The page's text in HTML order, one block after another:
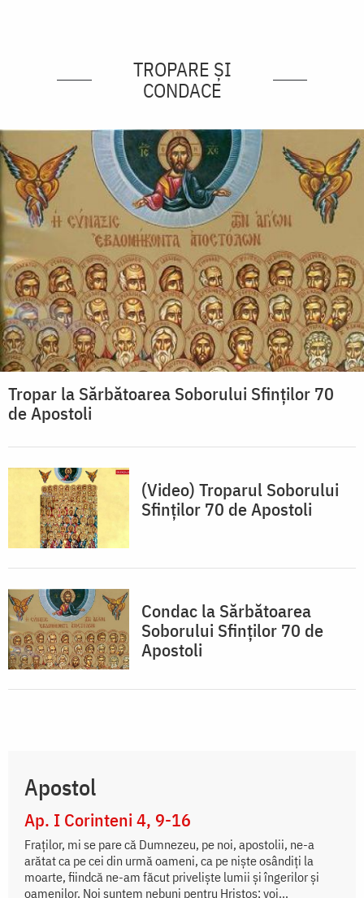
TROPARE ȘI
CONDACE
Tropar la Sărbătoarea Soborului Sfinţilor 70
de Apostoli
(Video) Troparul Soborului
Sfinților 70 de Apostoli
Condac la Sărbătoarea
Soborului Sfinţilor 70 de
Apostoli
Apostol
Ap. I Corinteni 4, 9-16
Fraților, mi se pare că Dumnezeu, pe noi, apostolii, ne-a
arătat ca pe cei din urmă oameni, ca pe niște osândiți la
moarte, fiindcă ne-am făcut priveliște lumii și îngerilor și
oamenilor. Noi suntem nebuni pentru Hristos; voi...